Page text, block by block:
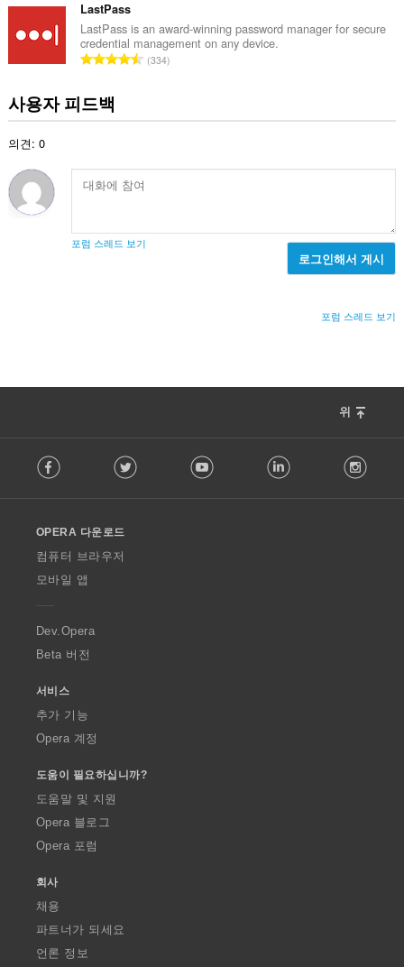
수
:
LastPass
LastPass is an award-winning password manager for secure
credential management on any device.
총334
사용자 피드백
의견: 0
포럼 스레드 보기
로그인해서 게시
포럼 스레드 보기
위
o
w
O
p
a
Facebook Twitter Youtube LinkedIn
OPERA 다운로드
컴퓨터 브라우저
모바일 앱
Dev.Opera
Beta 버전
서비스
추가 기능
Opera 계정
도움이 필요하십니까?
도움말 및 지원
Opera 블로그
Opera 포럼
회사
채용
파트너가 되세요
언론 정보